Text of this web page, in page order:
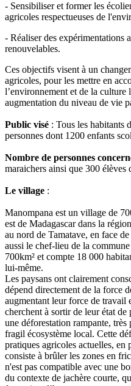
- Sensibiliser et former les
agricoles respectueuses de
- Réaliser des expérimentations
renouvelables.
Ces objectifs visent à un
agricoles, pour les mettre en
l’environnement et de la
augmentation du niveau de vie
Public visé : Tous les habitants
personnes dont 1200 enfants
Nombre de personnes
maraichers ainsi que 300 élèves
Le village :
Manompana est un village de
est de Madagascar dans la
au nord de Tamatave, en face
aussi le chef-lieu de la
700km² et compte 18 000
lui-même.
Les paysans ont clairement
dépend directement de la force
augmentant leur force de travail
cherchent à sortir de leur état de
une déforestation rampante,
fragil écosystème local. Cette
pratiques agricoles actuelles,
consiste à brûler les zones en
n'est pas compatible avec une
du contexte de jachère courte,